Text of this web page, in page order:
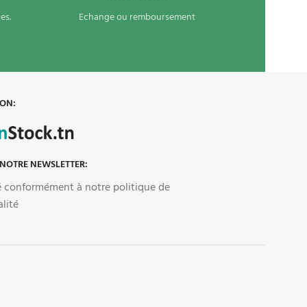
Echange ou remboursement
NEWSLETTER:
conformément à notre politique de